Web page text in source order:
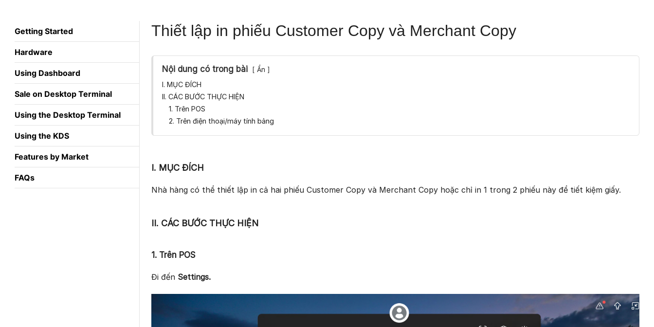
Getting Started
Hardware
Using Dashboard
Sale on Desktop Terminal
Using the Desktop Terminal
Using the KDS
Features by Market
FAQs
Thiết lập in phiếu Customer Copy và Merchant Copy
Nội dung có trong bài Ẩn
I. MỤC ĐÍCH
II. CÁC BƯỚC THỰC HIỆN
1. Trên POS
2. Trên điện thoại/máy tính bảng
I. MỤC ĐÍCH
Nhà hàng có thể thiết lập in cả hai phiếu Customer Copy và Merchant Copy hoặc chỉ in 1 trong 2 phiếu này để tiết kiệm giấy.
II. CÁC BƯỚC THỰC HIỆN
1. Trên POS
Đi đến Settings.